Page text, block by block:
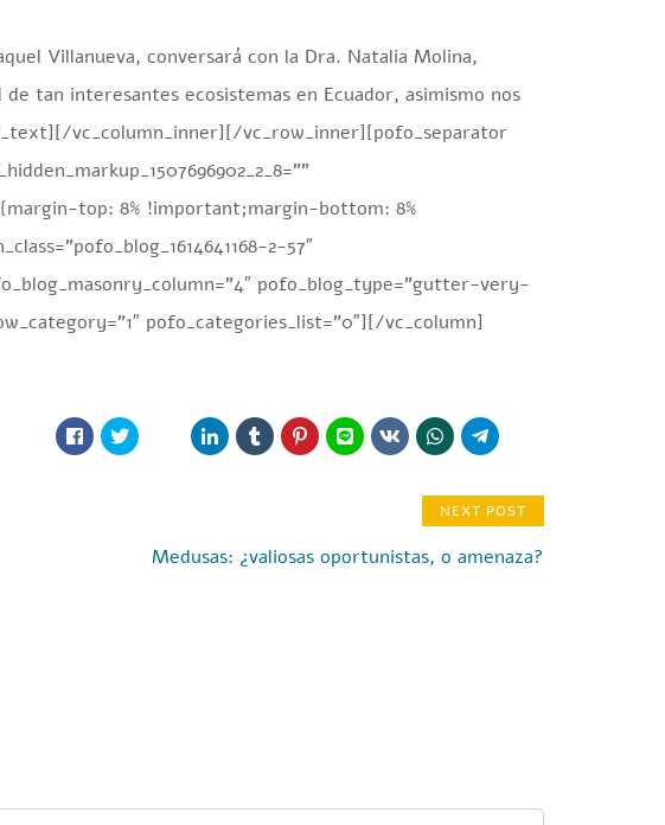
Villanueva, conversará con la Dra. Natalia Molina,
tan interesantes ecosistemas en Ecuador, asimismo nos
vc_column_inner][/vc_row_inner][pofo_separator
top: 8% !important;margin-bottom: 8%
2-57″
pofo_blog_type=”gutter-very-
pofo_categories_list=”0″][/vc_column]
NEXT POST
Medusas: ¿valiosas oportunistas, o amenaza?